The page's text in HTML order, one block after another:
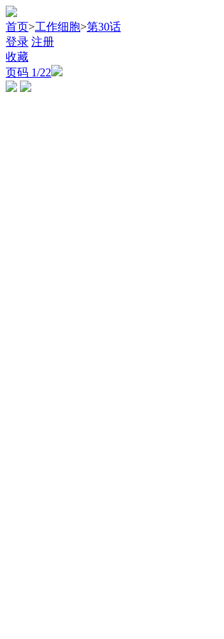
首页>工作细胞>第30话
登录 注册
收藏
页码 1/22